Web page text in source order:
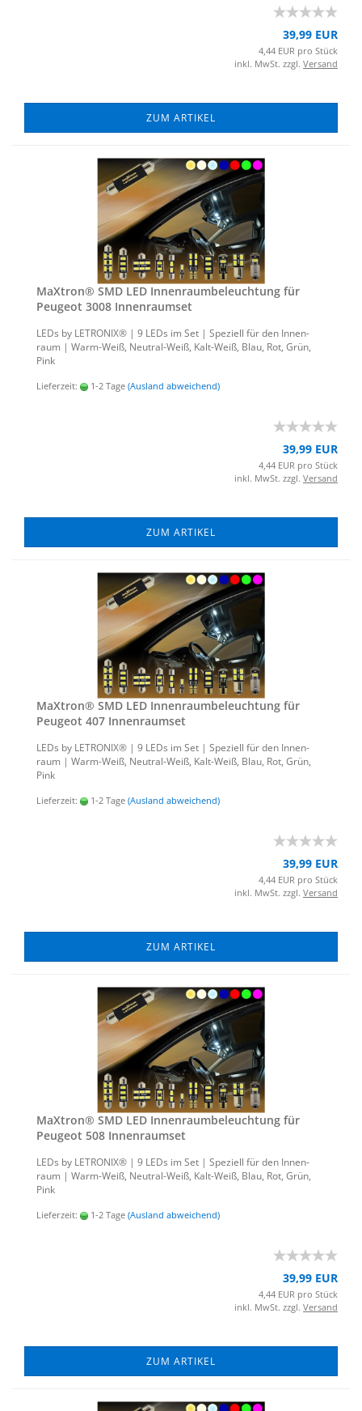
39,99 EUR
4,44 EUR pro Stück
inkl. MwSt. zzgl. Versand
ZUM ARTIKEL
MaX­tron® SMD LED In­nen­raum­be­leuch­tung für
Peu­geot 3008 In­nen­ra­um­set
LEDs by LE­TRO­NIX® | 9 LEDs im Set | Spe­zi­ell für den In­nen­
raum | Warm-​Weiß, Neutral-​Weiß, Kalt-​Weiß, Blau, Rot, Grün,
Pink
Lieferzeit: 1-2 Tage (Ausland abweichend)
39,99 EUR
4,44 EUR pro Stück
inkl. MwSt. zzgl. Versand
ZUM ARTIKEL
MaX­tron® SMD LED In­nen­raum­be­leuch­tung für
Peu­geot 407 In­nen­ra­um­set
LEDs by LE­TRO­NIX® | 9 LEDs im Set | Spe­zi­ell für den In­nen­
raum | Warm-​Weiß, Neutral-​Weiß, Kalt-​Weiß, Blau, Rot, Grün,
Pink
Lieferzeit: 1-2 Tage (Ausland abweichend)
39,99 EUR
4,44 EUR pro Stück
inkl. MwSt. zzgl. Versand
ZUM ARTIKEL
MaX­tron® SMD LED In­nen­raum­be­leuch­tung für
Peu­geot 508 In­nen­ra­um­set
LEDs by LE­TRO­NIX® | 9 LEDs im Set | Spe­zi­ell für den In­nen­
raum | Warm-​Weiß, Neutral-​Weiß, Kalt-​Weiß, Blau, Rot, Grün,
Pink
Lieferzeit: 1-2 Tage (Ausland abweichend)
39,99 EUR
4,44 EUR pro Stück
inkl. MwSt. zzgl. Versand
ZUM ARTIKEL